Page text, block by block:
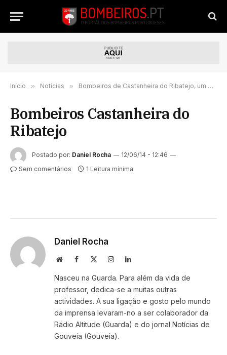
Início » Notícias » Bombeiros de Castanheira do Ribatejo, um quartel em movimento (com galeria)
Bombeiros Castanheira do
Ribatejo
Postado por: Daniel Rocha
12/06/14 - 12:46
Sem comentários
1 Leitura mínima
Daniel Rocha
WebsiteFacebook InstagramLinkedIn
Nasceu na Guarda. Para além da vida de
professor, dedica-se a muitas outras
actividades. A sua ligação e gosto pelo mundo
da imprensa levaram-no a ser colaborador da
Rádio Altitude (Guarda) e do jornal Notícias de
Gouveia (Gouveia).